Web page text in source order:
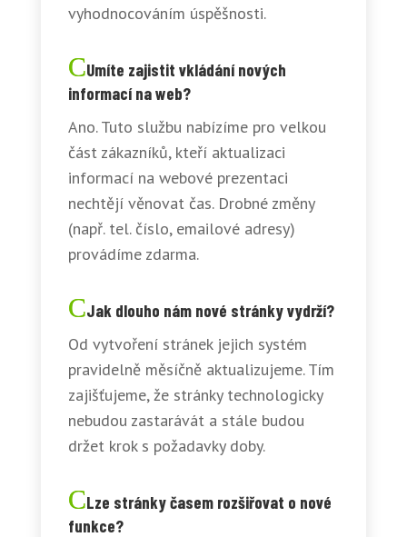
vyhodnocováním úspěšnosti.
Umíte zajistit vkládání nových
informací na web?
Ano. Tuto službu nabízíme pro velkou
část zákazníků, kteří aktualizaci
informací na webové prezentaci
nechtějí věnovat čas. Drobné změny
(např. tel. číslo, emailové adresy)
provádíme zdarma.
Jak dlouho nám nové stránky vydrží?
Od vytvoření stránek jejich systém
pravidelně měsíčně aktualizujeme. Tím
zajišťujeme, že stránky technologicky
nebudou zastarávát a stále budou
držet krok s požadavky doby.
Lze stránky časem rozšiřovat o nové
funkce?